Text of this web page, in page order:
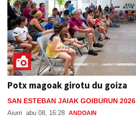
Potx magoak girotu du goiza
SAN ESTEBAN JAIAK GOIBURUN 2026
Aiurri abu 08, 16:28 ANDOAIN